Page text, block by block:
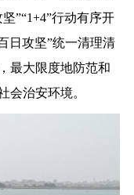
”“1+4”行动有序开
日攻坚”统一清理清
最大限度地防范和
会治安环境。